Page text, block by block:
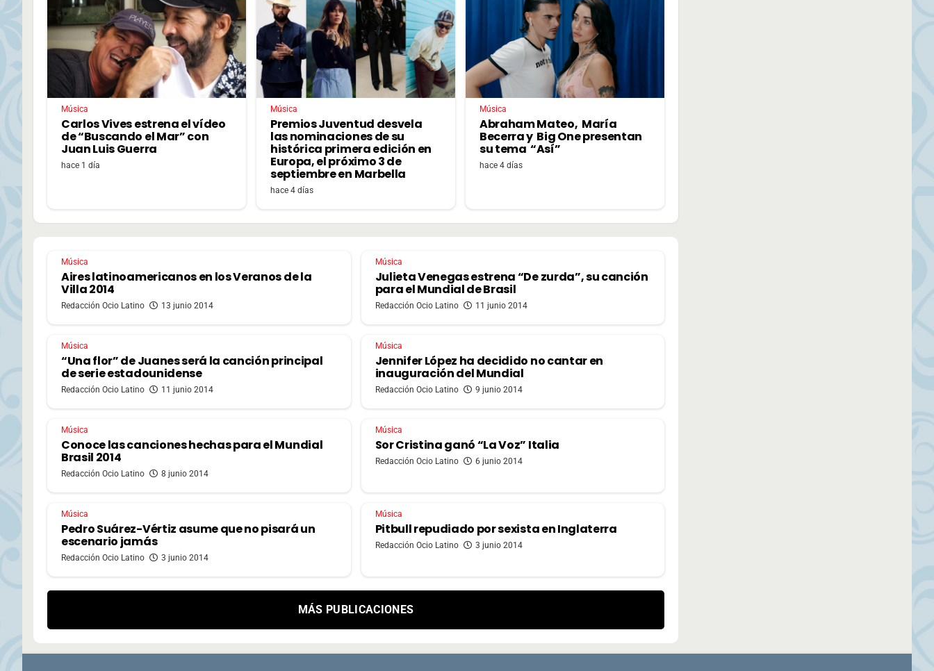
Música
Carlos Vives estrena el vídeo
de “Buscando el Mar” con
Juan Luis Guerra
hace 1 día
Música
Premios Juventud desvela
las nominaciones de su
histórica primera edición en
Europa, el próximo 3 de
septiembre en Marbella
hace 4 días
Música
Abraham Mateo, María
Becerra y Big One presentan
su tema “Así”
hace 4 días
Música
Aires latinoamericanos en los Veranos de la
Villa 2014
Redacción Ocio Latino 13 junio 2014
Música
Julieta Venegas estrena “De zurda”, su canción
para el Mundial de Brasil
Redacción Ocio Latino 11 junio 2014
Música
“Una flor” de Juanes será la canción principal
de serie estadounidense
Redacción Ocio Latino 11 junio 2014
Música
Jennifer López ha decidido no cantar en
inauguración del Mundial
Redacción Ocio Latino 9 junio 2014
Música
Conoce las canciones hechas para el Mundial
Brasil 2014
Redacción Ocio Latino 8 junio 2014
Música
Sor Cristina ganó “La Voz” Italia
Redacción Ocio Latino 6 junio 2014
Música
Pedro Suárez-Vértiz asume que no pisará un
escenario jamás
Redacción Ocio Latino 3 junio 2014
Música
Pitbull repudiado por sexista en Inglaterra
Redacción Ocio Latino 3 junio 2014
MÁS PUBLICACIONES